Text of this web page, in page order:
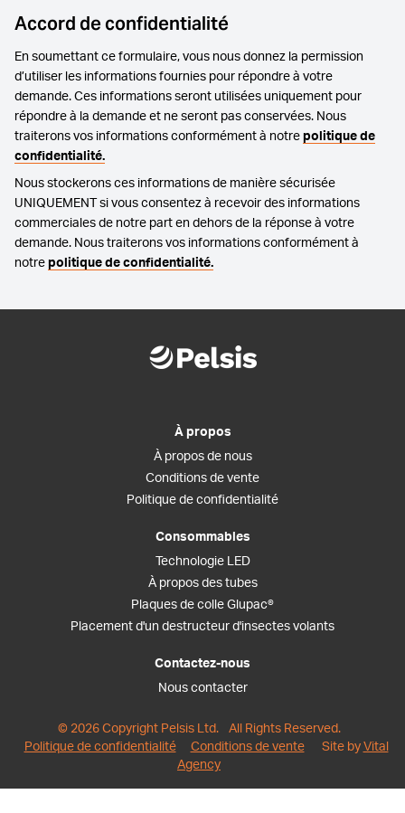
Accord de confidentialité
En soumettant ce formulaire, vous nous donnez la permission
d’utiliser les informations fournies pour répondre à votre
demande. Ces informations seront utilisées uniquement pour
répondre à la demande et ne seront pas conservées. Nous
traiterons vos informations conformément à notre politique de
confidentialité.
Nous stockerons ces informations de manière sécurisée
UNIQUEMENT si vous consentez à recevoir des informations
commerciales de notre part en dehors de la réponse à votre
demande. Nous traiterons vos informations conformément à
notre politique de confidentialité.
À propos
À propos de nous
Conditions de vente
Politique de confidentialité
Consommables
Technologie LED
À propos des tubes
Plaques de colle Glupac®
Placement d'un destructeur d'insectes volants
Contactez-nous
Nous contacter
© 2026 Copyright Pelsis Ltd.
All Rights Reserved.
Politique de confidentialité
Conditions de vente Site by Vital
Agency